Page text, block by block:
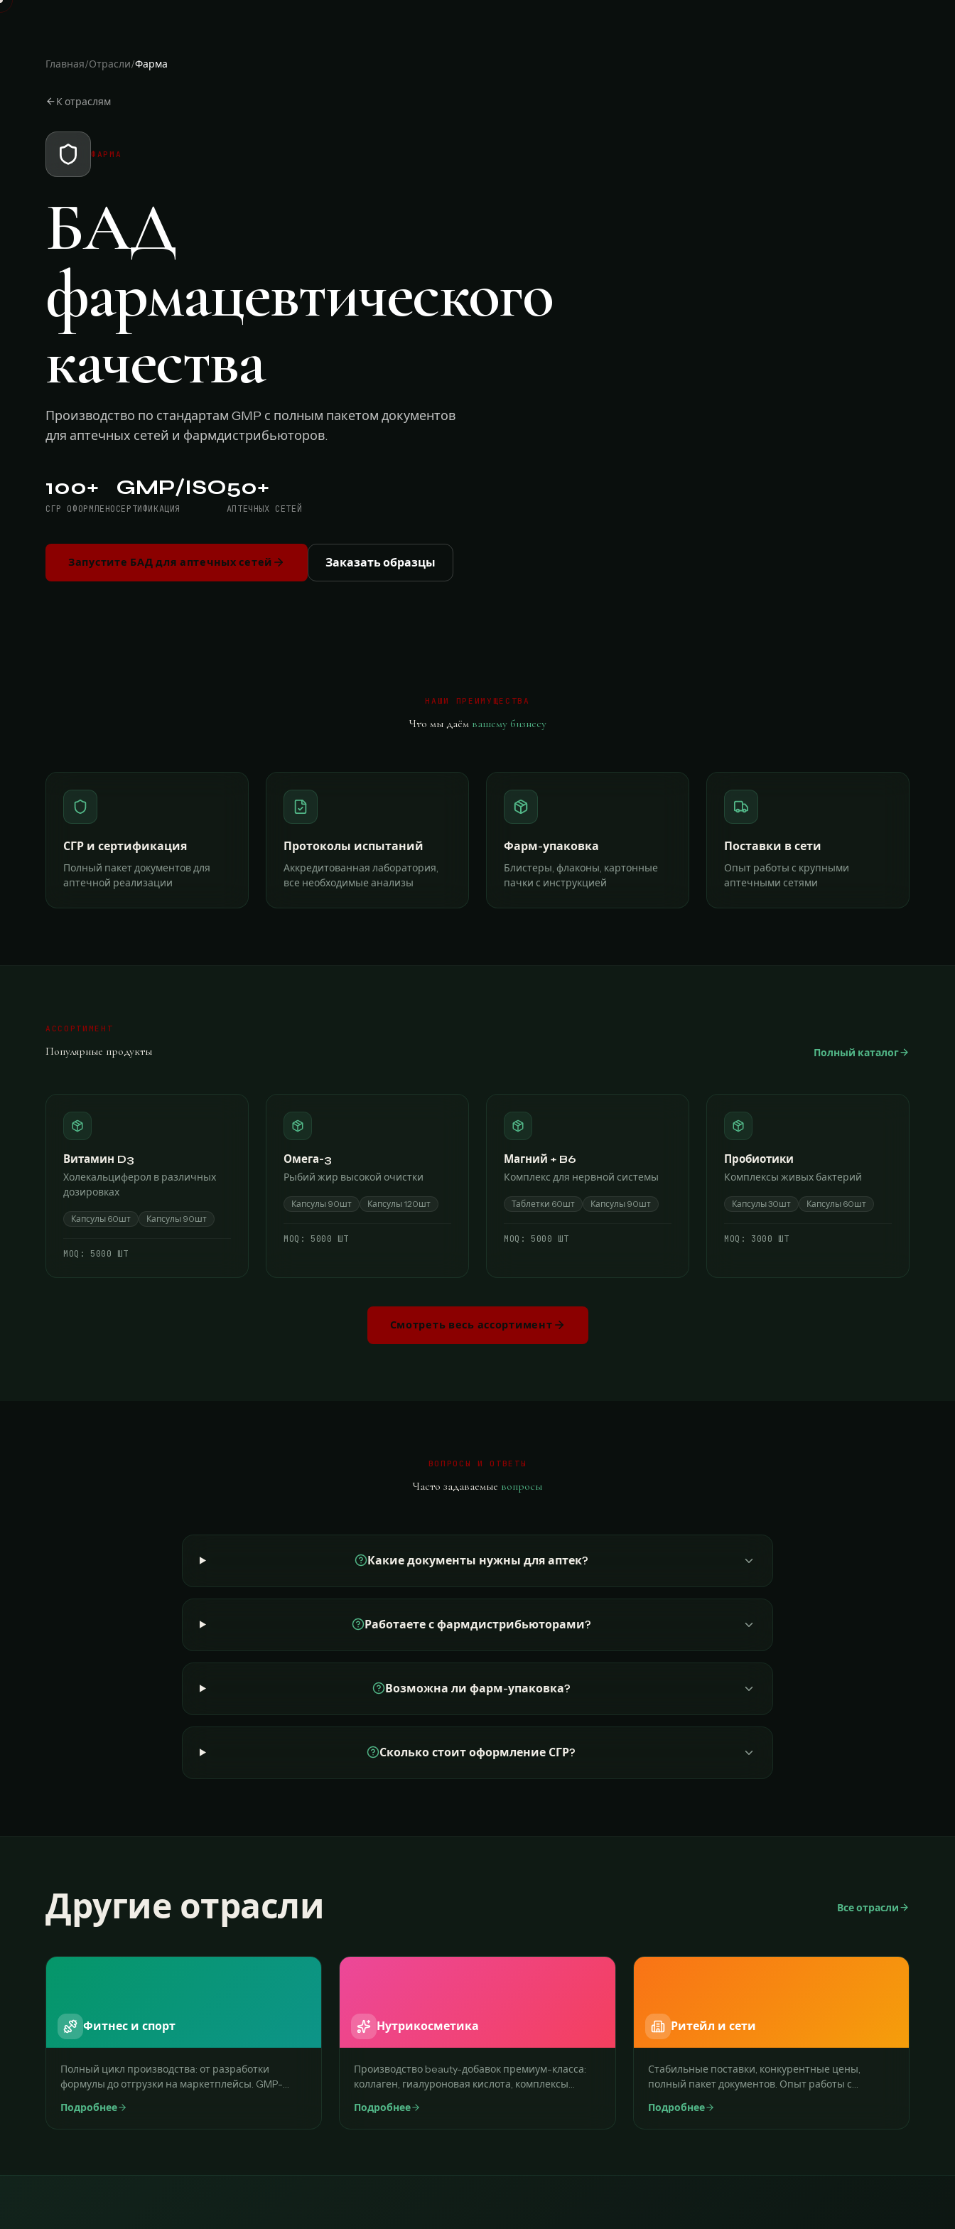
Главная/Отрасли/Фарма
К отраслям
ФАРМА
БАД
фармацевтического
качества
Производство по стандартам GMP с полным пакетом документов
для аптечных сетей и фармдистрибьюторов.
100+
СГР ОФОРМЛЕНО
GMP/ISO
СЕРТИФИКАЦИЯ
50+
АПТЕЧНЫХ СЕТЕЙ
Запустите БАД для аптечных сетей Заказать образцы
НАШИ ПРЕИМУЩЕСТВА
Что мы даём вашему бизнесу
СГР и сертификация
Полный пакет документов для
аптечной реализации
Протоколы испытаний
Аккредитованная лаборатория,
все необходимые анализы
Фарм-упаковка
Блистеры, флаконы, картонные
пачки с инструкцией
Поставки в сети
Опыт работы с крупными
аптечными сетями
АССОРТИМЕНТ
Популярные продукты Полный каталог
Витамин D3
Холекальциферол в различных
дозировках
Капсулы 60шт Капсулы 90шт
МОQ: 5000 ШТ
Омега-3
Рыбий жир высокой очистки
Капсулы 90шт Капсулы 120шт
МОQ: 5000 ШТ
Магний + B6
Комплекс для нервной системы
Таблетки 60шт Капсулы 90шт
МОQ: 5000 ШТ
Пробиотики
Комплексы живых бактерий
Капсулы 30шт Капсулы 60шт
МОQ: 3000 ШТ
Смотреть весь ассортимент
ВОПРОСЫ И ОТВЕТЫ
Часто задаваемые вопросы
Какие документы нужны для аптек?
Работаете с фармдистрибьюторами?
Возможна ли фарм-упаковка?
Сколько стоит оформление СГР?
Другие отрасли Все отрасли
Фитнес и спорт
Полный цикл производства: от разработки
формулы до отгрузки на маркетплейсы. GMP-
Подробнее
Нутрикосметика
Производство beauty-добавок премиум-класса:
коллаген, гиалуроновая кислота, комплексы
формулы.
Подробнее
Ритейл и сети
Стабильные поставки, конкурентные цены,
полный пакет документов. Опыт работы с
Подробнее